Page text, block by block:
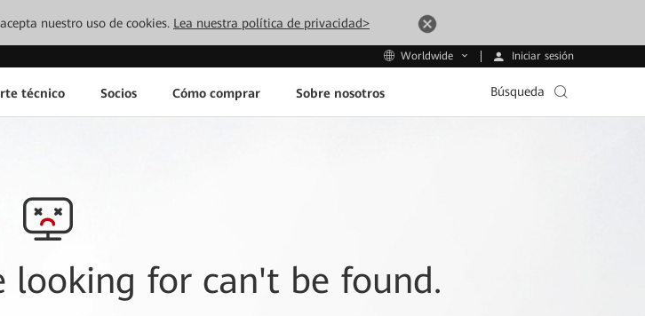
nuestro uso de cookies. Lea nuestra política de privacidad>
Worldwide Iniciar sesión
técnico Socios Cómo comprar Sobre nosotros Búsqueda
looking for can't be found.